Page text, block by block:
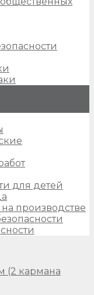
для детей
производстве